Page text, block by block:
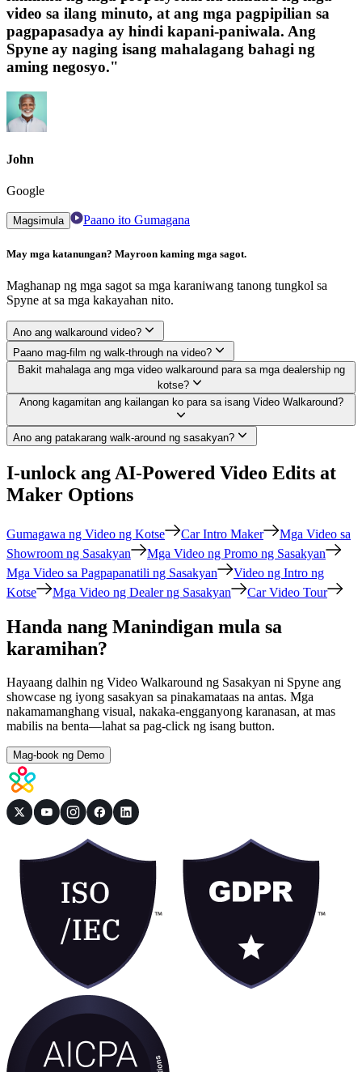
video sa ilang minuto, at ang mga pagpipilian sa
pagpapasadya ay hindi kapani-paniwala. Ang
Spyne ay naging isang mahalagang bahagi ng
aming negosyo."
John
Google
Magsimula Paano ito Gumagana
May mga katanungan? Mayroon kaming mga sagot.
Maghanap ng mga sagot sa mga karaniwang tanong tungkol sa
Spyne at sa mga kakayahan nito.
Ano ang walkaround video?
Paano mag-film ng walk-through na video?
Bakit mahalaga ang mga video walkaround para sa mga dealership ng
kotse?
Anong kagamitan ang kailangan ko para sa isang Video Walkaround?
Ano ang patakarang walk-around ng sasakyan?
I-unlock ang AI-Powered Video Edits at
Maker Options
Gumagawa ng Video ng Kotse Car Intro Maker
Mga Video sa
Showroom ng Sasakyan
Mga Video ng Promo ng Sasakyan
Mga Video sa Pagpapanatili ng Sasakyan
Video ng Intro ng
Kotse
Mga Video ng Dealer ng Sasakyan Car Video Tour
Handa nang Manindigan mula sa
karamihan?
Hayaang dalhin ng Video Walkaround ng Sasakyan ni Spyne ang
showcase ng iyong sasakyan sa pinakamataas na antas. Mga
nakamamanghang visual, nakaka-engganyong karanasan, at mas
mabilis na benta—lahat sa pag-click ng isang button.
Mag-book ng Demo